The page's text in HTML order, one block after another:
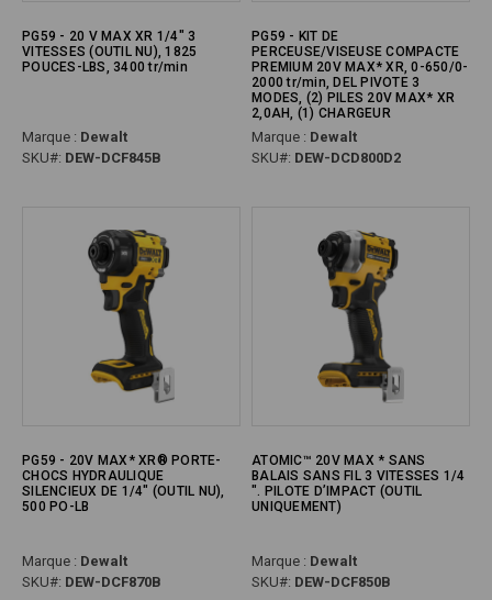
PG59 - 20 V MAX XR 1/4" 3
VITESSES (OUTIL NU), 1825
POUCES-LBS, 3400 tr/min
Marque : Dewalt
SKU#: DEW-DCF845B
PG59 - KIT DE
PERCEUSE/VISEUSE COMPACTE
PREMIUM 20V MAX* XR, 0-650/0-
2000 tr/min, DEL PIVOTE 3
MODES, (2) PILES 20V MAX* XR
2,0AH, (1) CHARGEUR
Marque : Dewalt
SKU#: DEW-DCD800D2
PG59 - 20V MAX* XR® PORTE-
CHOCS HYDRAULIQUE
SILENCIEUX DE 1/4" (OUTIL NU),
500 PO-LB
Marque : Dewalt
SKU#: DEW-DCF870B
ATOMIC™ 20V MAX * SANS
BALAIS SANS FIL 3 VITESSES 1/4
". PILOTE D’IMPACT (OUTIL
UNIQUEMENT)
Marque : Dewalt
SKU#: DEW-DCF850B